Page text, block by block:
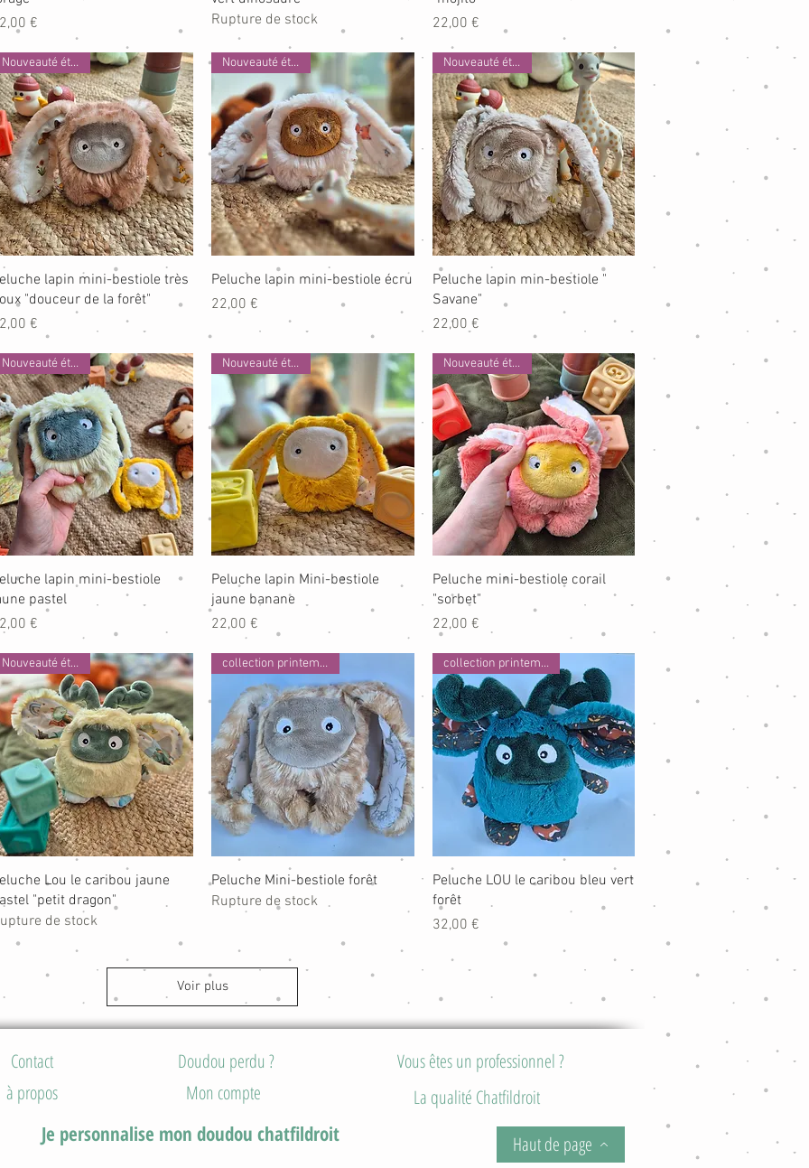
€
Rupture de stock
Prix
22,00 €
Aperçu rapide
Nouveauté été 2026
lapin mini-bestiole très
"douceur de la forêt"
€
Aperçu rapide
Nouveauté été 2026
Peluche lapin mini-bestiole écru
Prix
22,00 €
Aperçu rapide
Nouveauté été 2026
Peluche lapin min-bestiole "
Savane"
Prix
22,00 €
Aperçu rapide
Nouveauté été 2026
lapin mini-bestiole
pastel
€
Aperçu rapide
Nouveauté été 2026
Peluche lapin Mini-bestiole
jaune banane
Prix
22,00 €
Aperçu rapide
Nouveauté été 2026
Peluche mini-bestiole corail
"sorbet"
Prix
22,00 €
Aperçu rapide
Nouveauté été 2026
Lou le caribou jaune
"petit dragon"
de stock
Aperçu rapide
collection printemps 2026
Peluche Mini-bestiole forêt
Rupture de stock
Aperçu rapide
collection printemps 2026
Peluche LOU le caribou bleu vert
forêt
Prix
32,00 €
Voir plus
Contact
à propos
Doudou perdu ?
Mon compte
Vous êtes un professionnel ?
La qualité Chatfildroit
Je personnalise mon doudou chatfildroit Haut de page